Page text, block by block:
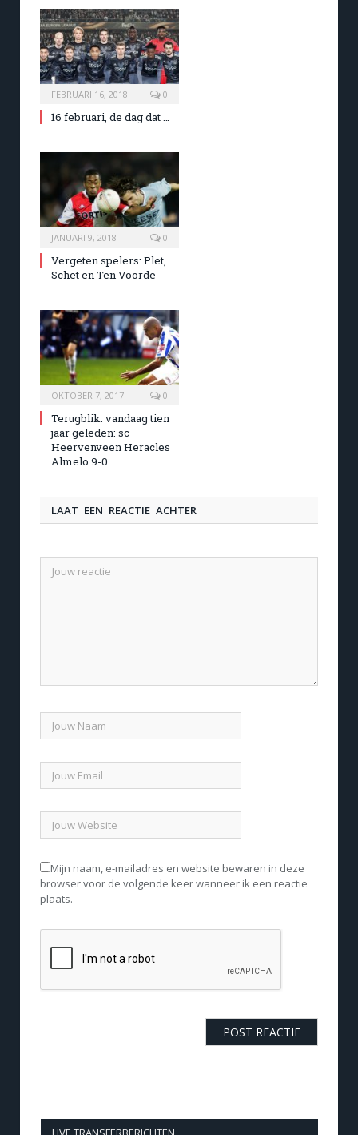
FEBRUARI 16, 2018 0
16 februari, de dag dat …
JANUARI 9, 2018 0
Vergeten spelers: Plet,
Schet en Ten Voorde
OKTOBER 7, 2017 0
Terugblik: vandaag tien
jaar geleden: sc
Heervenveen Heracles
Almelo 9-0
LAAT EEN REACTIE ACHTER
Mijn naam, e-mailadres en website bewaren in deze
browser voor de volgende keer wanneer ik een reactie
plaats.